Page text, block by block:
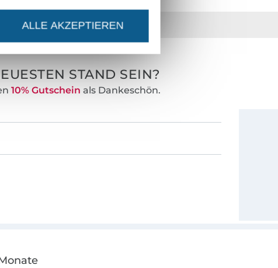
36 Jahre Erfahrung
STAND SEIN?
10% Gutschein als Dankeschön.
ALLE AKZEPTIEREN